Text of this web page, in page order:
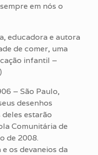
em nós o
educadora e autora
de comer, uma
infantil –
– São Paulo,
desenhos
estarão
Comunitária de
de 2008.
os devaneios da